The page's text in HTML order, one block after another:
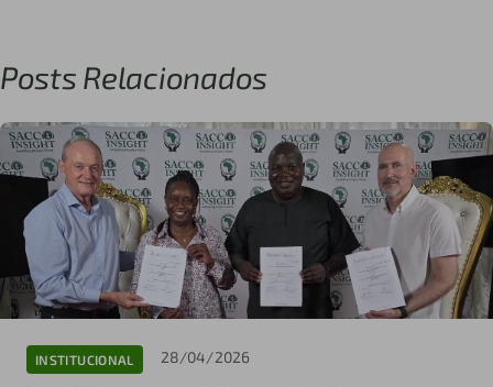
Posts Relacionados
INSTITUCIONAL 28/04/2026